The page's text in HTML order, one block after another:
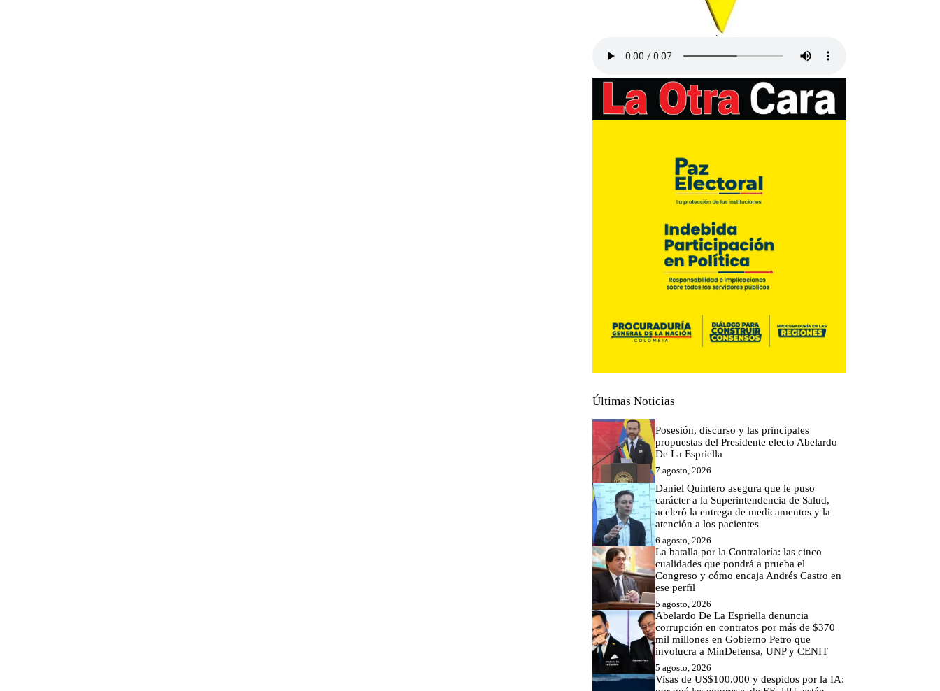
Últimas Noticias
Posesión, discurso y las principales
propuestas del Presidente electo Abelardo
De La Espriella
7 agosto, 2026
Daniel Quintero asegura que le puso
carácter a la Superintendencia de Salud,
aceleró la entrega de medicamentos y la
atención a los pacientes
6 agosto, 2026
La batalla por la Contraloría: las cinco
cualidades que pondrá a prueba el
Congreso y cómo encaja Andrés Castro en
ese perfil
5 agosto, 2026
Abelardo De La Espriella denuncia
corrupción en contratos por más de $370
mil millones en Gobierno Petro que
involucra a MinDefensa, UNP y CENIT
5 agosto, 2026
Visas de US$100.000 y despidos por la IA: